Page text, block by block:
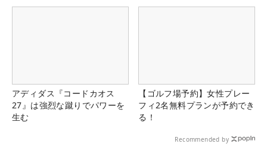
アディダス『コードカオス
27』は強烈な蹴りでパワーを
生む
【ゴルフ場予約】女性プレー
フィ2名無料プランが予約でき
る！
Recommended by